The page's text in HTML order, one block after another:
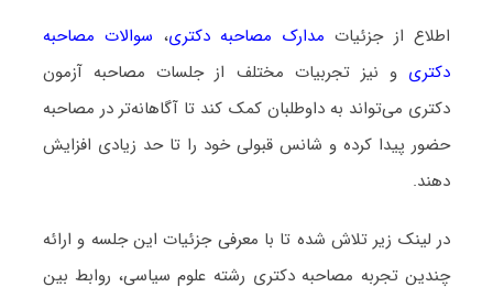
اطلاع از جزئیات مدارک مصاحبه دکتری، سوالات مصاحبه
دکتری و نیز تجربیات مختلف از جلسات مصاحبه آزمون
دکتری می‌تواند به داوطلبان کمک کند تا آگاهانه‌تر در مصاحبه
حضور پیدا کرده و شانس قبولی خود را تا حد زیادی افزایش
دهند.
در لینک زیر تلاش شده تا با معرفی جزئیات این جلسه و ارائه
چندین تجربه مصاحبه دکتری رشته علوم سیاسی، روابط بین